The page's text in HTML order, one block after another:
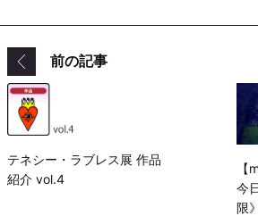
前の記事
テネシー・ラブレス展 作品
紹介 vol.4
【
今
限